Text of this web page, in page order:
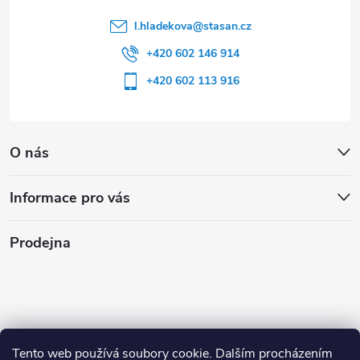
Tento web používá soubory cookie. Dalším procházením
O nás
Informace pro vás
l.hladekova@stasan.cz
+420 602 146 914
+420 602 113 916
Prodejna